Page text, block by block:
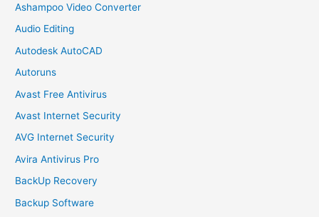
Ashampoo Video Converter
Audio Editing
Autodesk AutoCAD
Autoruns
Avast Free Antivirus
Avast Internet Security
AVG Internet Security
Avira Antivirus Pro
BackUp Recovery
Backup Software